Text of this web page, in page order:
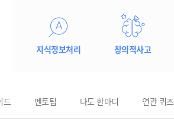
지식정보처리 창의적사고
드 멘토팁 나도 한마디 연관 퀴즈